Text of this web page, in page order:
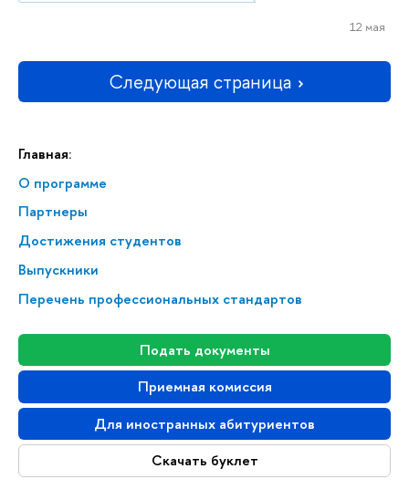
Главная:
О программе
Партнеры
Достижения студентов
Выпускники
Перечень профессиональных стандартов
Подать документы
Приемная комиссия
Для иностранных абитуриентов
Скачать буклет
12 мая
Следующая страница